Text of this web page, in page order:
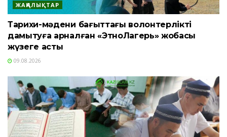
ЖАҢАЛЫҚТАР
Тарихи-мәдени бағыттағы волонтерлікті
дамытуға арналған «ЭтноЛагерь» жобасы
жүзеге асты
09.08.2026